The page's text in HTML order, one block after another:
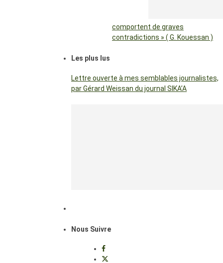
comportent de graves
contradictions » ( G. Kouessan )
Les plus lus
Lettre ouverte à mes semblables journalistes,
par Gérard Weissan du journal SIKA’A
Nous Suivre